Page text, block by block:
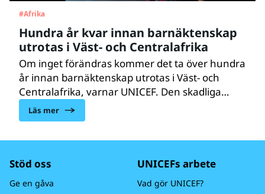
#Afrika
Hundra år kvar innan barnäktenskap
utrotas i Väst- och Centralafrika
Om inget förändras kommer det ta över hundra
år innan barnäktenskap utrotas i Väst- och
Centralafrika, varnar UNICEF. Den skadliga
sedvänjan drabbar inte bara miljontals flickor,
utan skadar hela regionens utveckling.
Läs mer
Stöd oss
Ge en gåva
UNICEFs arbete
Vad gör UNICEF?